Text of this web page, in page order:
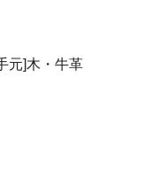
元]木・牛革